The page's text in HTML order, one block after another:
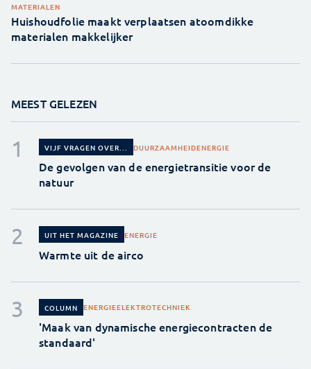
MATERIALEN
Huishoudfolie maakt verplaatsen atoomdikke
materialen makkelijker
MEEST GELEZEN
VIJF VRAGEN OVER... DUURZAAMHEIDENERGIE
De gevolgen van de energietransitie voor de
natuur
UIT HET MAGAZINE ENERGIE
Warmte uit de airco
COLUMN ENERGIEELEKTROTECHNIEK
'Maak van dynamische energiecontracten de
standaard'